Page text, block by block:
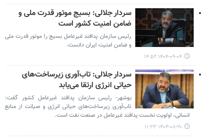
سردار جلالی: بسیج موتور قدرت ملی و
ضامن امنیت کشور است
رئیس سازمان پدافند غیرعامل بسیج را موتور قدرت ملی
و ضامن امنیت ایران دانست.
۱۴۰۴-۰۹-۰۴ ۱۴:۵۲
سردار جلالی: تاب‌آوری زیرساخت‌های
حیاتی انرژی ارتقا می‌یابد
بوشهر- رئیس سازمان پدافند غیرعامل کشور گفت:
تاب‌آوری زیرساخت‌های حیاتی انرژی و صیانت از منابع
انسانی، اولویت نخست پدافند غیرعامل در صنعت نفت است.
۱۴۰۴-۰۸-۲۰ ۱۱:۲۳